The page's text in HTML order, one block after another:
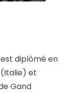
diplômé en
(Italie) et
Gand